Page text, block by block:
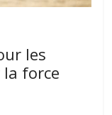
les
force